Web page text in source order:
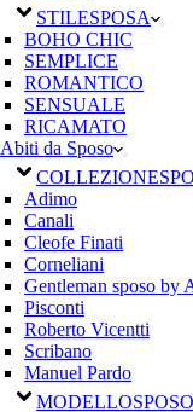
STILESPOSA
BOHO CHIC
SEMPLICE
ROMANTICO
SENSUALE
RICAMATO
Abiti da Sposo
COLLEZIONE
Adimo
Canali
Cleofe Finati
Corneliani
Gentleman sposo by
Pisconti
Roberto Vicentti
Scribano
Manuel Pardo
MODELLOSPOSO